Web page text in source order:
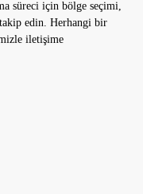
süreci için bölge seçimi,
edin. Herhangi bir
iletişime